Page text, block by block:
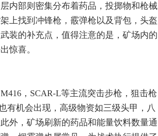
内部则密集分布着药品，投掷物和枪械
上找到冲锋枪，霰弹枪以及背包，头盔
装的补充点，值得注意的是，矿场内的
惊喜。
，SCAR-L等主流突击步枪，狙击枪
有机会出现，高级物资如三级头甲，八
外，矿场刷新的药品和能量饮料数量通